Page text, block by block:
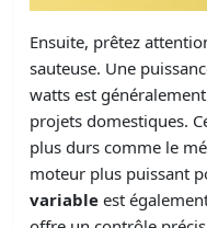
Ensuite, prêtez
sauteuse. Une
watts est
projets domestiques.
plus durs comme le
moteur plus puissant
variable est